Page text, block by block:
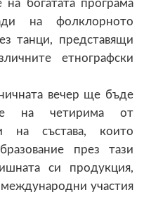
богатата програма
на фолклорното
танци, представящи
етнографски
вечер ще бъде
на четирима от
на състава, които
през тази
си продукция,
международни участия